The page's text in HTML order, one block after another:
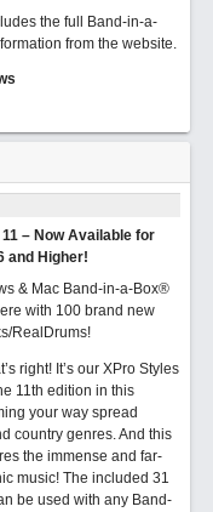
the full Band-in-a-
from the website.
– Now Available for
and Higher!
& Mac Band-in-a-Box®
with 100 brand new
RealDrums!
right! It’s our XPro Styles
11th edition in this
your way spread
country genres. And this
the immense and far-
music! The included 31
be used with any Band-